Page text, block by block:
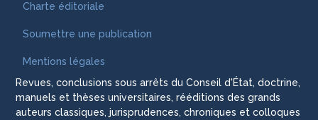
Charte éditoriale
Soumettre une publication
Mentions légales
Revues, conclusions sous arrêts du Conseil d'État, doctrine,
manuels et thèses universitaires, rééditions des grands
auteurs classiques, jurisprudences, chroniques et colloques